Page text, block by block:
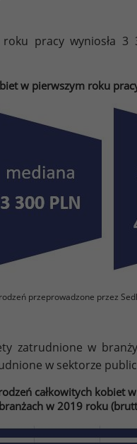
pracy wyniosła 3
w pierwszym roku
przeprowadzone przez
zatrudnione w
w sektorze
całkowitych kobiet
w 2019 roku